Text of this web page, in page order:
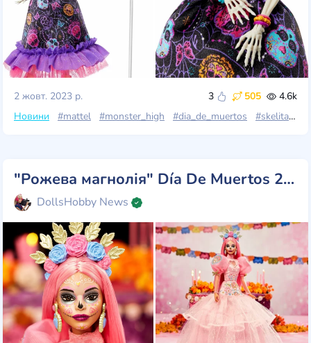
2 жовт. 2023 р. 3 505
4.6k
Новини
#mattel #monster_high #dia_de_muertos #skelita
"Рожева магнолія" Día De Muertos 2023 для членів клубу Mattel Creations!
DollsHobby News